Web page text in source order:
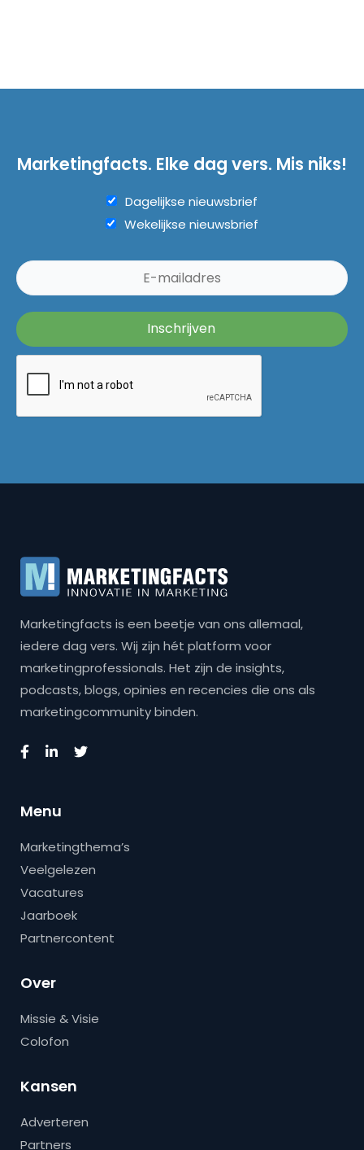
Marketingfacts. Elke dag vers. Mis niks!
Dagelijkse nieuwsbrief
Wekelijkse nieuwsbrief
Marketingfacts is een beetje van ons allemaal,
iedere dag vers. Wij zijn hét platform voor
marketingprofessionals. Het zijn de insights,
podcasts, blogs, opinies en recencies die ons als
marketingcommunity binden.
Menu
Marketingthema’s
Veelgelezen
Vacatures
Jaarboek
Partnercontent
Over
Missie & Visie
Colofon
Kansen
Adverteren
Partners